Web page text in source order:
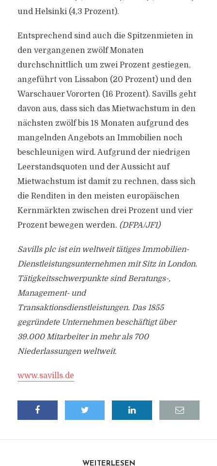
und Helsinki (4,3 Prozent).
Entsprechend sind auch die Spitzenmieten in
den vergangenen zwölf Monaten
durchschnittlich um zwei Prozent gestiegen,
angeführt von Lissabon (20 Prozent) und den
Warschauer Vororten (16 Prozent). Savills geht
davon aus, dass sich das Mietwachstum in den
nächsten zwölf bis 18 Monaten aufgrund des
mangelnden Angebots an Immobilien noch
beschleunigen wird. Aufgrund der niedrigen
Leerstandsquoten und der Aussicht auf
Mietwachstum ist damit zu rechnen, dass sich
die Renditen in den meisten europäischen
Kernmärkten zwischen drei Prozent und vier
Prozent bewegen werden. (DFPA/JF1)
Savills plc ist ein weltweit tätiges Immobilien-
Dienstleistungsunternehmen mit Sitz in London.
Tätigkeitsschwerpunkte sind Beratungs-,
Management- und
Transaktionsdienstleistungen. Das 1855
gegründete Unternehmen beschäftigt über
39.000 Mitarbeiter in mehr als 700
Niederlassungen weltweit.
www.savills.de
WEITERLESEN